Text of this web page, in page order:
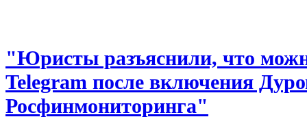
"Юристы разъяснили, что
Telegram после включения
Росфинмониторинга"